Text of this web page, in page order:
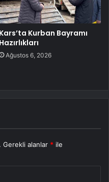
Kars’ta Kurban Bayramı
Hazırlıkları
Ağustos 6, 2026
Gerekli alanlar * ile